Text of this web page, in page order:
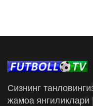
Сизнинг
жамоа